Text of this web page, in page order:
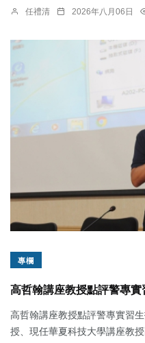
任禮清 2026年八月06日
專欄
高哲翰講座教授點評警專
高哲翰講座教授點評警專實習
授、現任華夏科技大學講座教